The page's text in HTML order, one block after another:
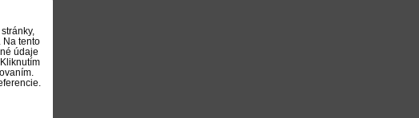
Na tento
údaje